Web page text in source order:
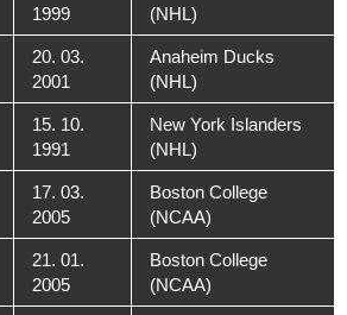
1999
(NHL)
20. 03.
2001
Anaheim Ducks
(NHL)
15. 10.
1991
New York Islanders
(NHL)
17. 03.
2005
Boston College
(NCAA)
21. 01.
2005
Boston College
(NCAA)